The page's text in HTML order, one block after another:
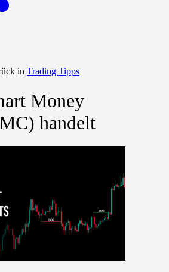
in Trading Tipps
Money
handelt